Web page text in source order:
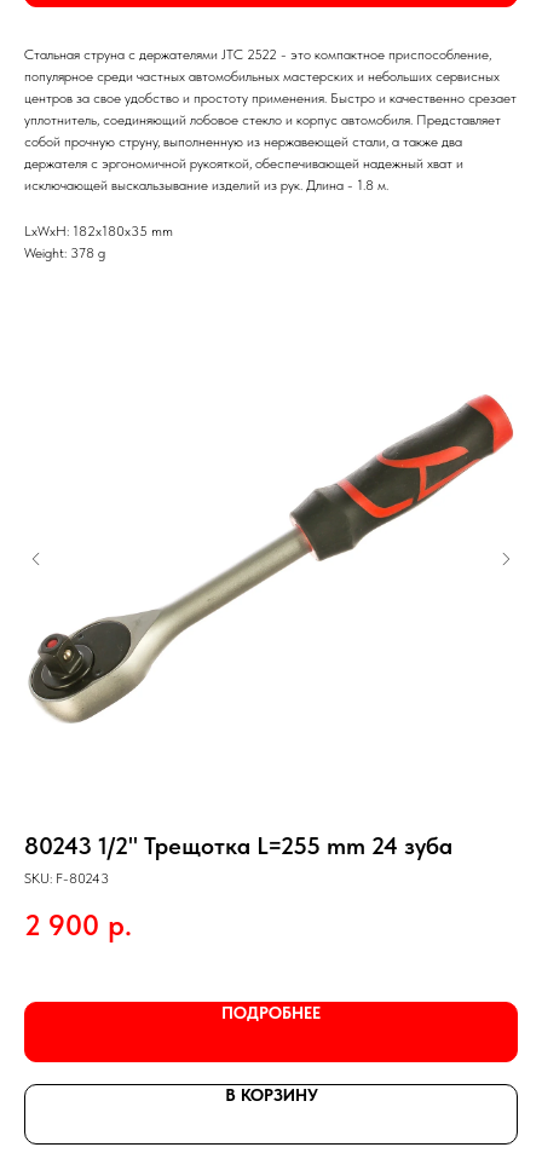
Стальная струна с держателями JTC 2522 - это компактное приспособление,
популярное среди частных автомобильных мастерских и небольших сервисных
центров за свое удобство и простоту применения. Быстро и качественно срезает
уплотнитель, соединяющий лобовое стекло и корпус автомобиля. Представляет
собой прочную струну, выполненную из нержавеющей стали, а также два
держателя с эргономичной рукояткой, обеспечивающей надежный хват и
исключающей выскальзывание изделий из рук. Длина - 1.8 м.
LxWxH: 182x180x35 mm
Weight: 378 g
80243 1/2" Трещотка L=255 mm 24 зуба
SKU: F-80243
2 900 р.
ПОДРОБНЕЕ
В КОРЗИНУ